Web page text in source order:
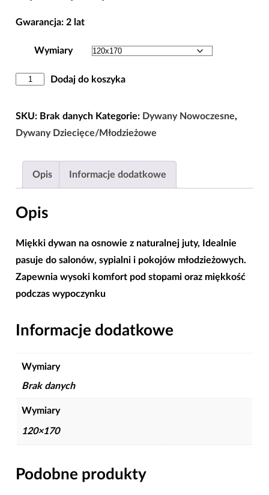
Gwarancja: 2 lat
Wymiary
ilość
Zygzak
Fryz
Biały
Dodaj do koszyka
SKU: Brak danych Kategorie: Dywany Nowoczesne,
Dywany Dziecięce/Młodzieżowe
Opis Informacje dodatkowe
Opis
Miękki dywan na osnowie z naturalnej juty, Idealnie
pasuje do salonów, sypialni i pokojów młodzieżowych.
Zapewnia wysoki komfort pod stopami oraz miękkość
podczas wypoczynku
Informacje dodatkowe
Wymiary
Brak danych
Wymiary
120×170
Podobne produkty